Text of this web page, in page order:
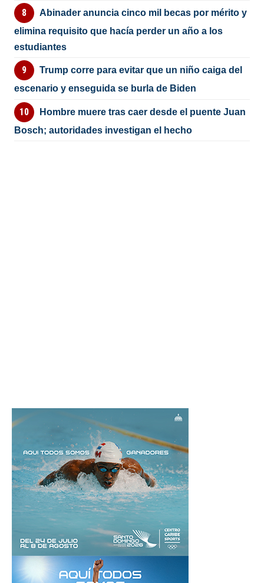
Abinader anuncia cinco mil becas por mérito y
elimina requisito que hacía perder un año a los
estudiantes
Trump corre para evitar que un niño caiga del
escenario y enseguida se burla de Biden
Hombre muere tras caer desde el puente Juan
Bosch; autoridades investigan el hecho